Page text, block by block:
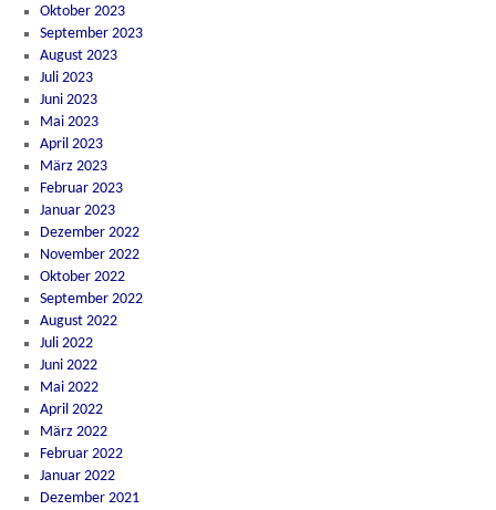
Oktober 2023
September 2023
August 2023
Juli 2023
Juni 2023
Mai 2023
April 2023
März 2023
Februar 2023
Januar 2023
Dezember 2022
November 2022
Oktober 2022
September 2022
August 2022
Juli 2022
Juni 2022
Mai 2022
April 2022
März 2022
Februar 2022
Januar 2022
Dezember 2021